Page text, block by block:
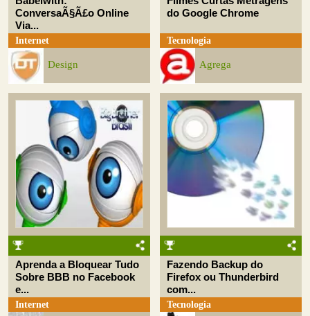
ConversaÃ§Ã£o Online
Via...
Internet
Design
do Google Chrome
Tecnologia
Agrega
Aprenda a Bloquear Tudo
Sobre BBB no Facebook
e...
Internet
Fazendo Backup do
Firefox ou Thunderbird
com...
Tecnologia